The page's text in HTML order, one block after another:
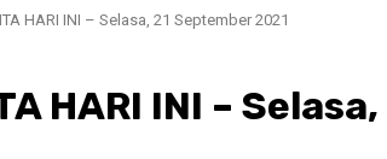
HARI INI – Selasa, 21 September 2021
HARI INI –